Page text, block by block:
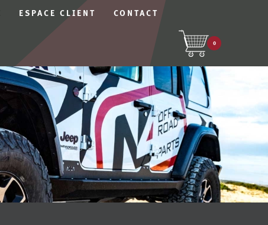
ESPACE CLIENT CONTACT
0